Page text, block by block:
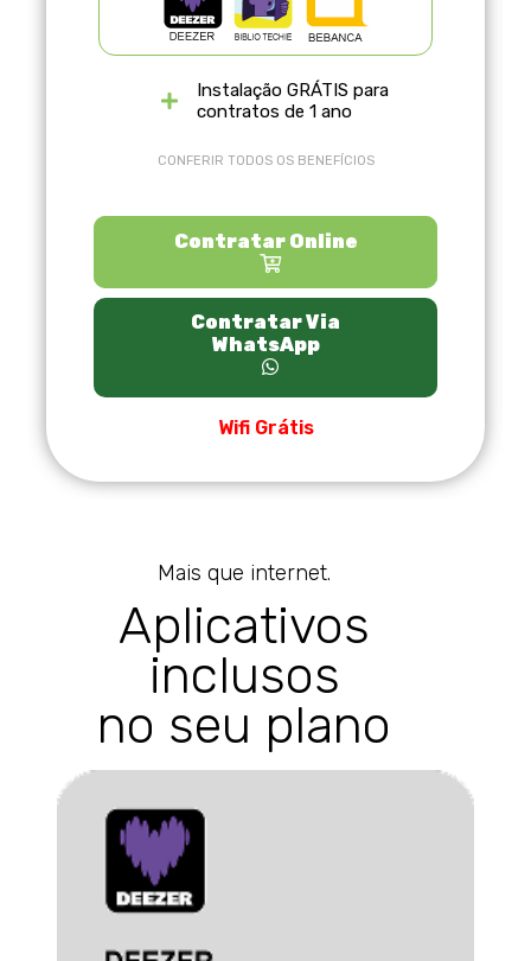
Instalação GRÁTIS para
contratos de 1 ano
CONFERIR TODOS OS BENEFÍCIOS
Contratar Online
Contratar Via
WhatsApp
Wifi Grátis
Mais que internet.
Aplicativos
inclusos
no seu plano